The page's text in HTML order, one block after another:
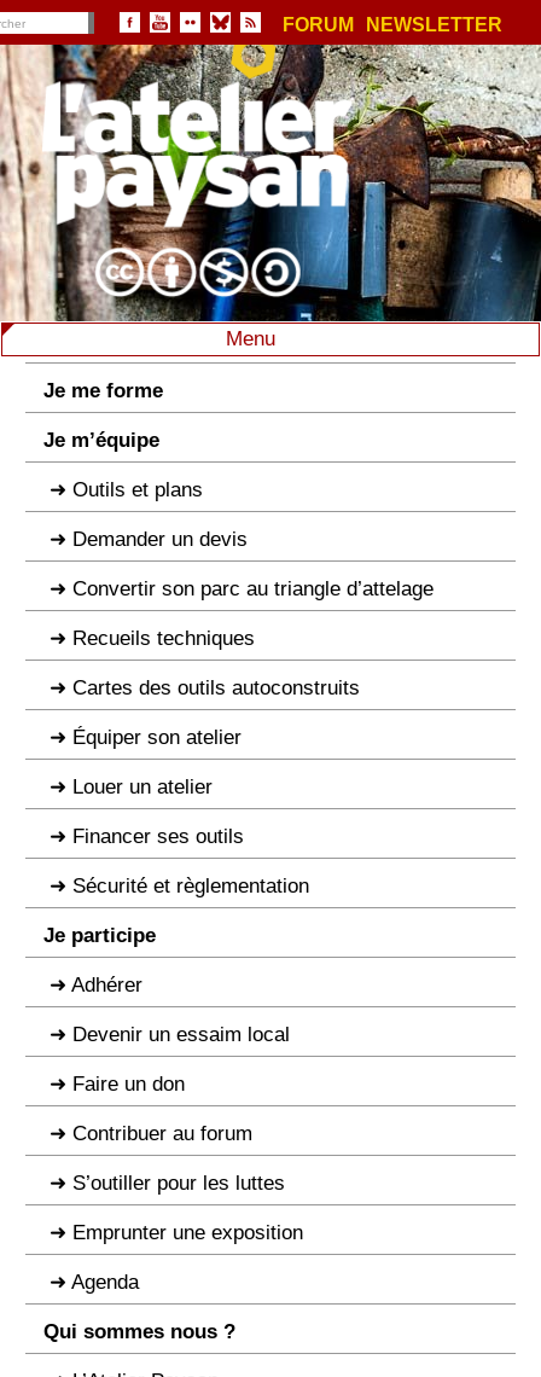
FORUM NEWSLETTER
Menu
Je me forme
Je m’équipe
Outils et plans
Demander un devis
Convertir son parc au triangle d’attelage
Recueils techniques
Cartes des outils autoconstruits
Équiper son atelier
Louer un atelier
Financer ses outils
Sécurité et règlementation
Je participe
Adhérer
Devenir un essaim local
Faire un don
Contribuer au forum
S’outiller pour les luttes
Emprunter une exposition
Agenda
Qui sommes nous ?